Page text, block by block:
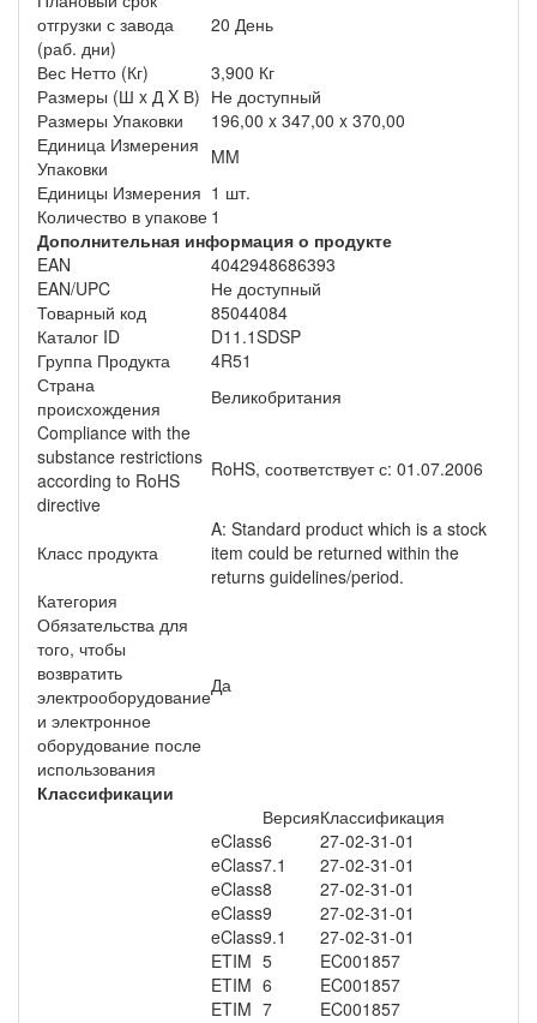
отгрузки с завода
(раб. дни)
20 День
Вес Нетто (Кг)
3,900 Кг
Размеры (Ш x Д X В) Не доступный
Размеры Упаковки
196,00 x 347,00 x 370,00
Единица Измерения
Упаковки
MM
Единицы Измерения 1 шт.
Количество в упакове 1
Дополнительная информация о продукте
EAN
4042948686393
EAN/UPC
Не доступный
Товарный код
85044084
Каталог ID
D11.1SDSP
Группа Продукта
4R51
Страна
происхождения
Великобритания
Compliance with the
substance restrictions
according to RoHS
directive
RoHS, соответствует с: 01.07.2006
Класс продукта
A: Standard product which is a stock
item could be returned within the
returns guidelines/period.
Категория
Обязательства для
того, чтобы
возвратить
электрооборудование
и электронное
оборудование после
использования
Да
Классификации
ВерсияКлассификация
eClass6
27-02-31-01
eClass7.1
27-02-31-01
eClass8
27-02-31-01
eClass9
27-02-31-01
eClass9.1
27-02-31-01
ETIM 5
EC001857
ETIM 6
EC001857
ETIM 7 EC001857